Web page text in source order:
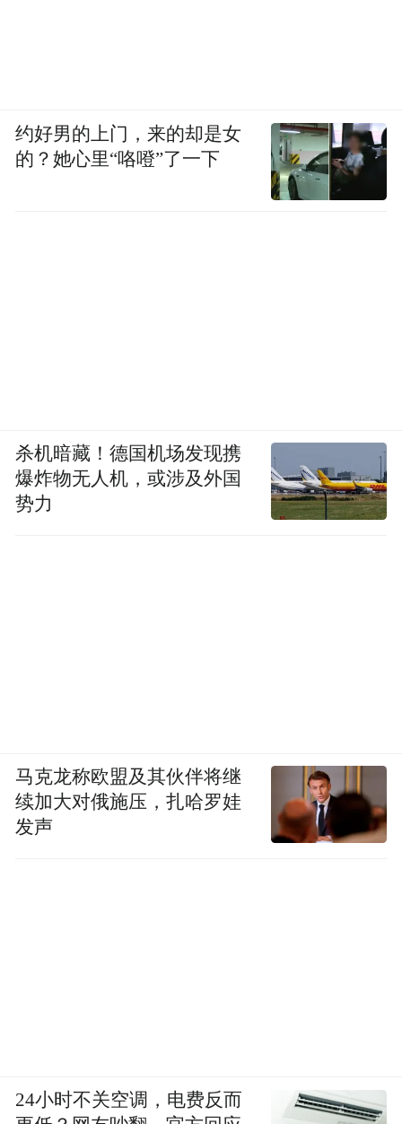
约好男的上门，来的却是女
的？她心里“咯噔”了一下
杀机暗藏！德国机场发现携
爆炸物无人机，或涉及外国
势力
马克龙称欧盟及其伙伴将继
续加大对俄施压，扎哈罗娃
发声
24小时不关空调，电费反而